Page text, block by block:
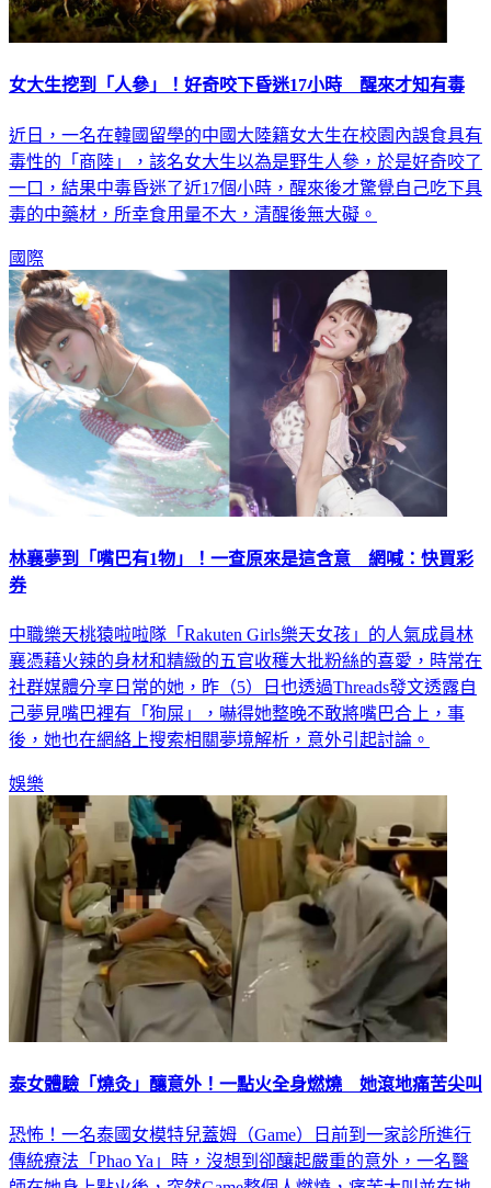
女大生挖到「人參」！好奇咬下昏迷17小時 醒來才知有毒
近日，一名在韓國留學的中國大陸籍女大生在校園內誤食具有
毒性的「商陸」，該名女大生以為是野生人參，於是好奇咬了
一口，結果中毒昏迷了近17個小時，醒來後才驚覺自己吃下具
毒的中藥材，所幸食用量不大，清醒後無大礙。
國際
林襄夢到「嘴巴有1物」！一查原來是這含意 網喊：快買彩
券
中職樂天桃猿啦啦隊「Rakuten Girls樂天女孩」的人氣成員林
襄憑藉火辣的身材和精緻的五官收穫大批粉絲的喜愛，時常在
社群媒體分享日常的她，昨（5）日也透過Threads發文透露自
己夢見嘴巴裡有「狗屎」，嚇得她整晚不敢將嘴巴合上，事
後，她也在網絡上搜索相關夢境解析，意外引起討論。
娛樂
泰女體驗「燒灸」釀意外！一點火全身燃燒 她滾地痛苦尖叫
恐怖！一名泰國女模特兒蓋姆（Game）日前到一家診所進行
傳統療法「Phao Ya」時，沒想到卻釀起嚴重的意外，一名醫